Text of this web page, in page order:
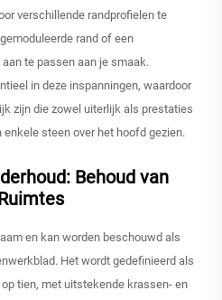
verschillende randprofielen te
rand of een
te passen aan je smaak.
in deze inspanningen, waardoor
zijn die zowel uiterlijk als prestaties
steen over het hoofd gezien.
Behoud van
en kan worden beschouwd als
Het wordt gedefinieerd als
tien, met uitstekende krassen- en